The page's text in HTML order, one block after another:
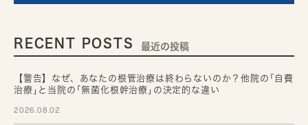
RECENT POSTS 最近の投稿
【警告】なぜ、あなたの根管治療は終わらないのか？他院の｢自費
治療｣と当院の｢無菌化根幹治療｣の決定的な違い
2026.08.02